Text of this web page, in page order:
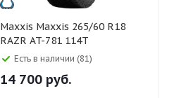
Maxxis Maxxis 265/60 R18
RAZR AT-781 114T
Есть в наличии (81)
14 700 руб.